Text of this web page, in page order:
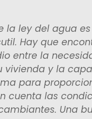
la ley del agua
Hay que
entre la
vivienda y la
para
cuenta las
Una